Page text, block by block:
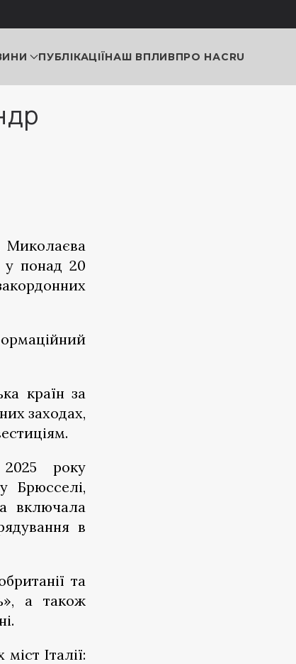
ПУБЛІКАЦІЇНАШ ВПЛИВПРО НАСRU
Миколаєва
у понад 20
країн за
заходах,
року
Брюсселі,
включала
в
та
а також
Італії: